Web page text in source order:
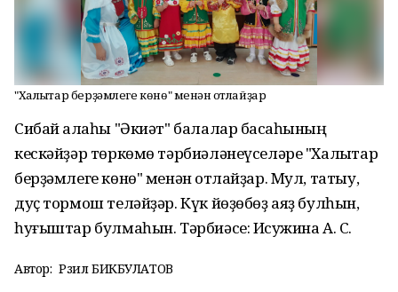
"Халыҡтар берҙәмлеге көнө" менән ҡотлайҙар
Сибай ҡалаһы "Әкиәт" балалар баҡсаһының
кескәйҙәр төркөмө тәрбиәләнеүселәре "Халыҡтар
берҙәмлеге көнө" менән ҡотлайҙар. Мул, татыу,
дуҫ тормош теләйҙәр. Күк йөҙөбөҙ аяҙ булһын,
һуғыштар булмаһын. Тәрбиәсе: Исҡужина А. С.
Автор: Рәзил БИКБУЛАТОВ